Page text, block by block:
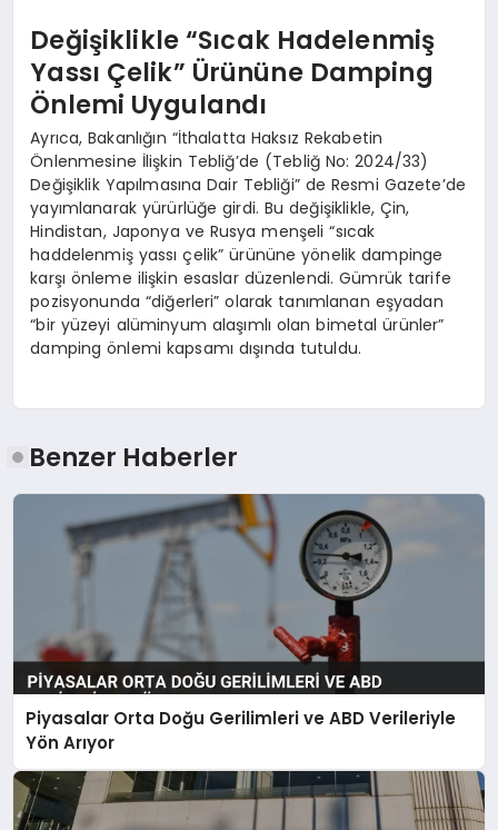
Değişiklikle “Sıcak Hadelenmiş
Yassı Çelik” Ürününe Damping
Önlemi Uygulandı
Ayrıca, Bakanlığın “İthalatta Haksız Rekabetin
Önlenmesine İlişkin Tebliğ’de (Tebliğ No: 2024/33)
Değişiklik Yapılmasına Dair Tebliği” de Resmi Gazete’de
yayımlanarak yürürlüğe girdi. Bu değişiklikle, Çin,
Hindistan, Japonya ve Rusya menşeli “sıcak
haddelenmiş yassı çelik” ürününe yönelik dampinge
karşı önleme ilişkin esaslar düzenlendi. Gümrük tarife
pozisyonunda “diğerleri” olarak tanımlanan eşyadan
“bir yüzeyi alüminyum alaşımlı olan bimetal ürünler”
damping önlemi kapsamı dışında tutuldu.
Benzer Haberler
Piyasalar Orta Doğu Gerilimleri ve ABD Verileriyle
Yön Arıyor